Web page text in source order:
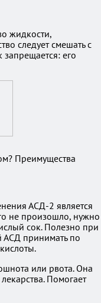
жидкости,
следует смешать с
его
Преимущества
АСД-2 является
не произошло, нужно
сок. Полезно при
АСД принимать по
или рвота. Она
Помогает